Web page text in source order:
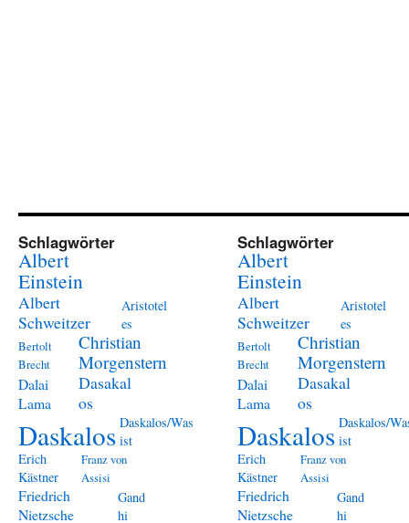
Schlagwörter
Albert
Einstein
Albert
Schweitzer
Aristotel
es
Bertolt
Brecht
Christian
Morgenstern
Dalai
Lama
Dasakal
os
Daskalos Daskalos/Was
ist
Erich
Kästner
Franz von
Assisi
Friedrich
Nietzsche
Gand
hi
Schlagwörter
Albert
Einstein
Albert
Schweitzer
Aristotel
es
Bertolt
Brecht
Christian
Morgenstern
Dalai
Lama
Dasakal
os
Daskalos Daskalos/
ist
Erich
Kästner
Franz von
Assisi
Friedrich
Nietzsche
Gand
hi